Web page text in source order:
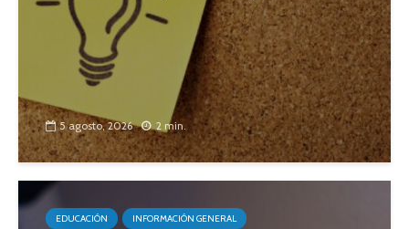
5 agosto, 2026 2 min.
EDUCACIÓN INFORMACIÓN GENERAL